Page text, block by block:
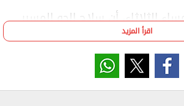
الثلاثاء، أن سلاح الجو المسير
نفذ 4 عمليات عسكرية، بـ4 طائرات مسيرة، استهدفت
الإسرائيلي في منطقة يافا،
وذلك بطائرة مسيرة نوع صماد4، فيما استهدفت الثلاث
الخضيرة، ومطار بن جوريون، وميناء
اقرأ المزيد